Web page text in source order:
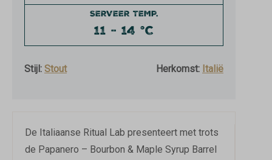
SERVEER TEMP.
11 - 14 °C
Stijl: Stout Herkomst: Italië
De Italiaanse Ritual Lab presenteert met trots
de Papanero – Bourbon & Maple Syrup Barrel